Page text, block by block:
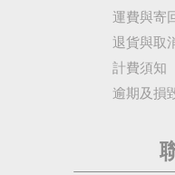
運費與寄
退貨與取
計費須知
逾期及損